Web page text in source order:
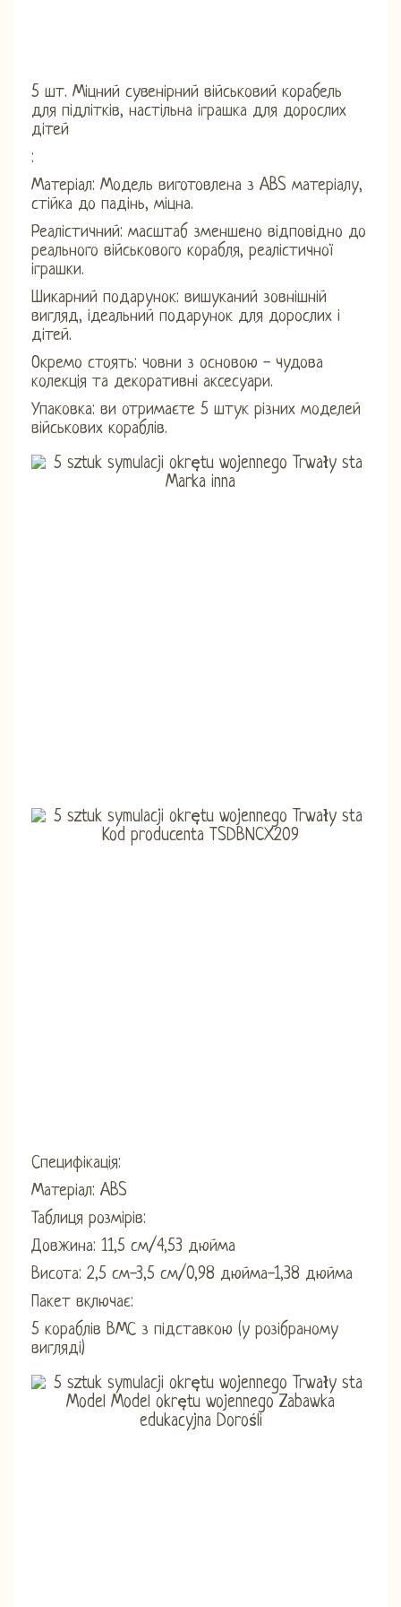
5 шт. Міцний сувенірний військовий корабель
для підлітків, настільна іграшка для дорослих
дітей
:
Матеріал: Модель виготовлена ​​з ABS матеріалу,
стійка до падінь, міцна.
Реалістичний: масштаб зменшено відповідно до
реального військового корабля, реалістичної
іграшки.
Шикарний подарунок: вишуканий зовнішній
вигляд, ідеальний подарунок для дорослих і
дітей.
Окремо стоять: човни з основою - чудова
колекція та декоративні аксесуари.
Упаковка: ви отримаєте 5 штук різних моделей
військових кораблів.
Специфікація:
Матеріал: ABS
Таблиця розмірів:
Довжина: 11,5 см/4,53 дюйма
Висота: 2,5 см-3,5 см/0,98 дюйма-1,38 дюйма
Пакет включає:
5 кораблів ВМС з підставкою (у розібраному
вигляді)